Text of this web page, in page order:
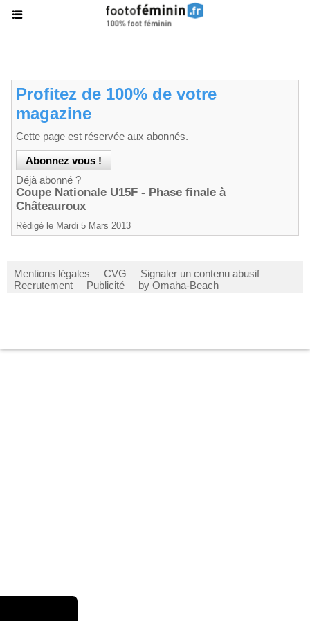
Profitez de 100% de votre
magazine
Cette page est réservée aux abonnés.
Déjà abonné ?
Coupe Nationale U15F - Phase finale à
Châteauroux
Rédigé le Mardi 5 Mars 2013
Mentions légales CVG
Signaler un contenu abusif
Recrutement
Publicité by Omaha-Beach